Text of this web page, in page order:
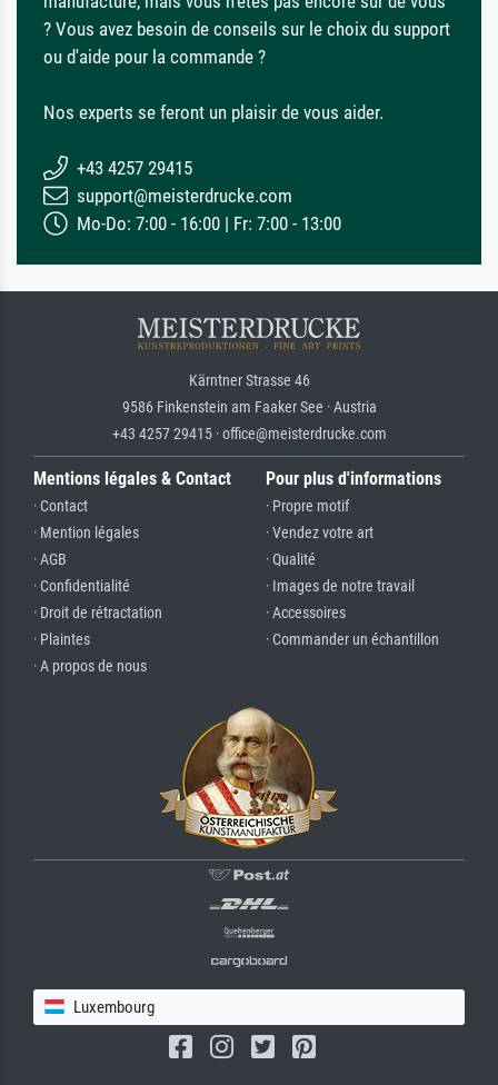
? Vous avez besoin de conseils sur le choix du support
ou d'aide pour la commande ?
Nos experts se feront un plaisir de vous aider.
+43 4257 29415
support@meisterdrucke.com
Mo-Do: 7:00 - 16:00 | Fr: 7:00 - 13:00
Kärntner Strasse 46
9586 Finkenstein am Faaker See · Austria
+43 4257 29415 · office@meisterdrucke.com
Mentions légales & Contact
· Contact
· Mention légales
· AGB
· Confidentialité
· Droit de rétractation
· Plaintes
· A propos de nous
Pour plus d'informations
· Propre motif
· Vendez votre art
· Qualité
· Images de notre travail
· Accessoires
· Commander un échantillon
Luxembourg